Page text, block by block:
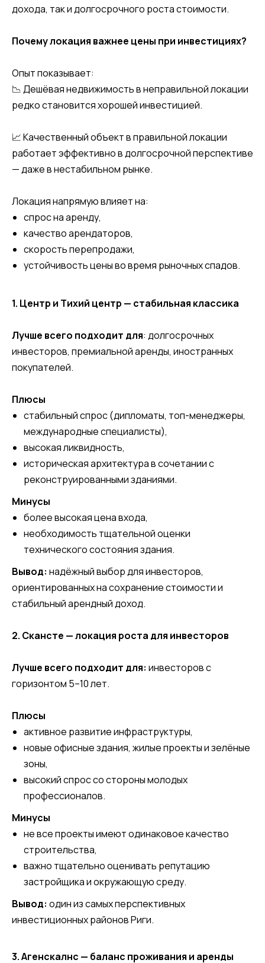
дохода, так и долгосрочного роста стоимости.
Почему локация важнее цены при инвестициях?
Опыт показывает:
📉 Дешёвая недвижимость в неправильной локации
редко становится хорошей инвестицией.
📈 Качественный объект в правильной локации
работает эффективно в долгосрочной перспективе
— даже в нестабильном рынке.
Локация напрямую влияет на:
спрос на аренду,
качество арендаторов,
скорость перепродажи,
устойчивость цены во время рыночных спадов.
1. Центр и Тихий центр — стабильная классика
Лучше всего подходит для: долгосрочных
инвесторов, премиальной аренды, иностранных
покупателей.
Плюсы
стабильный спрос (дипломаты, топ-менеджеры,
международные специалисты),
высокая ликвидность,
историческая архитектура в сочетании с
реконструированными зданиями.
Минусы
более высокая цена входа,
необходимость тщательной оценки
технического состояния здания.
Вывод: надёжный выбор для инвесторов,
ориентированных на сохранение стоимости и
стабильный арендный доход.
2. Скансте — локация роста для инвесторов
Лучше всего подходит для: инвесторов с
горизонтом 5–10 лет.
Плюсы
активное развитие инфраструктуры,
новые офисные здания, жилые проекты и зелёные
зоны,
высокий спрос со стороны молодых
профессионалов.
Минусы
не все проекты имеют одинаковое качество
строительства,
важно тщательно оценивать репутацию
застройщика и окружающую среду.
Вывод: один из самых перспективных
инвестиционных районов Риги.
3. Агенскалнс — баланс проживания и аренды